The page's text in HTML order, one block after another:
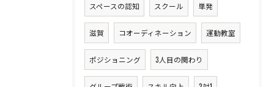
スペースの認知 スクール 単発
滋賀 コオーディネーション 運動教室
ポジショニング 3人目の関わり